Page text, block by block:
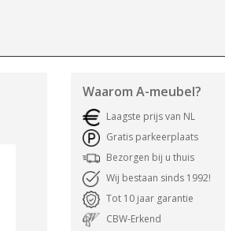
Waarom A-meubel?
Laagste prijs van NL
Gratis parkeerplaats
Bezorgen bij u thuis
Wij bestaan sinds 1992!
Tot 10 jaar garantie
CBW-Erkend